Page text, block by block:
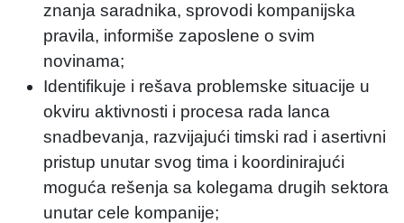
znanja saradnika, sprovodi kompanijska
pravila, informiše zaposlene o svim
novinama;
Identifikuje i rešava problemske situacije u
okviru aktivnosti i procesa rada lanca
snadbevanja, razvijajući timski rad i asertivni
pristup unutar svog tima i koordinirajući
moguća rešenja sa kolegama drugih sektora
unutar cele kompanije;